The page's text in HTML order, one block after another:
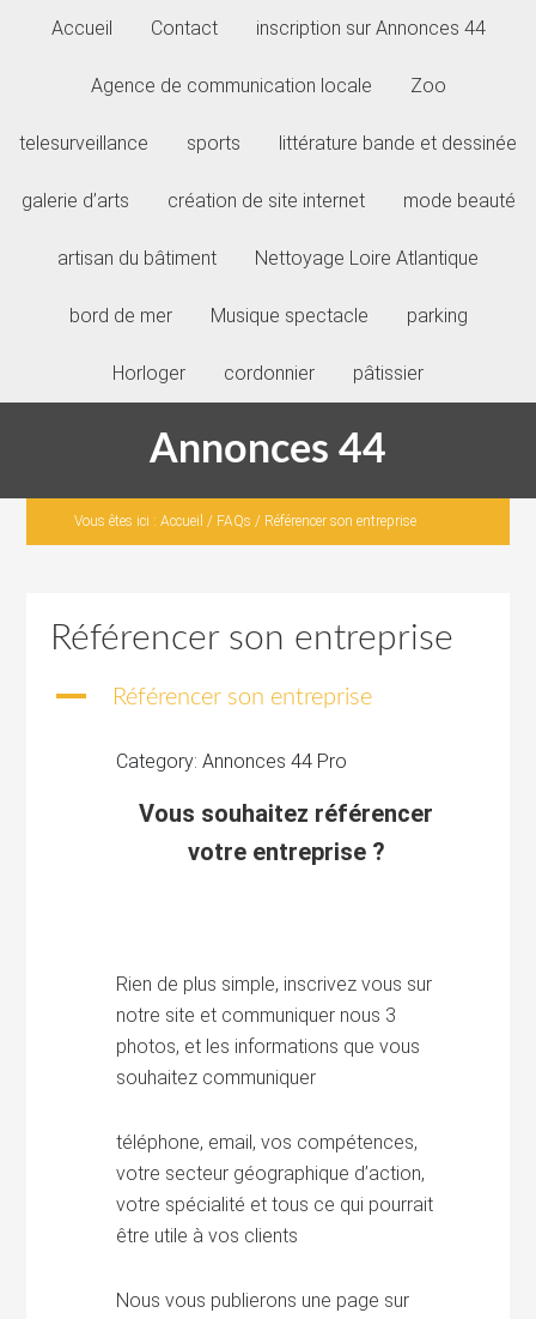
Accueil Contact inscription sur Annonces 44
Agence de communication locale Zoo
telesurveillance sports littérature bande et dessinée
galerie d’arts création de site internet mode beauté
artisan du bâtiment Nettoyage Loire Atlantique
bord de mer Musique spectacle parking
Horloger cordonnier pâtissier
Annonces 44
Vous êtes ici :Accueil / FAQs / Référencer son entreprise
Référencer son entreprise
A Référencer son entreprise
Category: Annonces 44 Pro
Vous souhaitez référencer
votre entreprise ?
Rien de plus simple, inscrivez vous sur
notre site et communiquer nous 3
photos, et les informations que vous
souhaitez communiquer
téléphone, email, vos compétences,
votre secteur géographique d’action,
votre spécialité et tous ce qui pourrait
être utile à vos clients
Nous vous publierons une page sur